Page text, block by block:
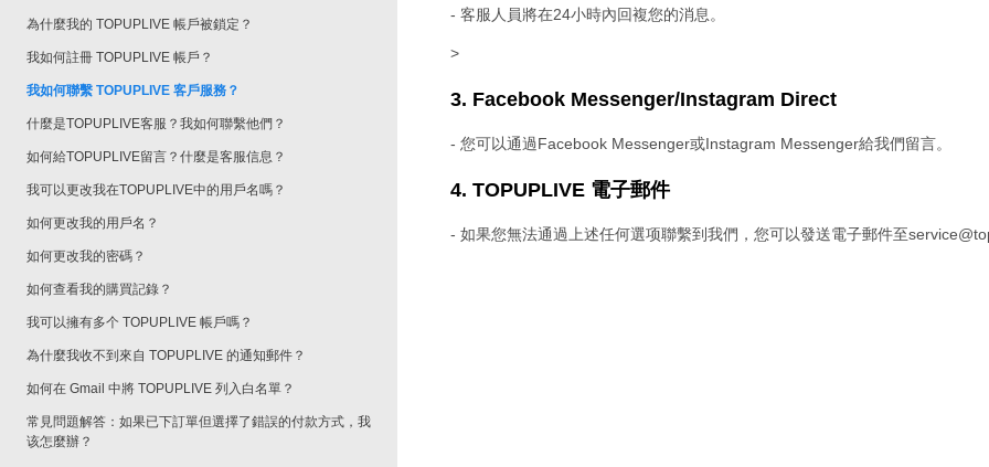
為什麼我的 TOPUPLIVE 帳戶被鎖定？
我如何註冊 TOPUPLIVE 帳戶？
我如何聯繫 TOPUPLIVE 客戶服務？
什麼是TOPUPLIVE客服？我如何聯繫他們？
如何給TOPUPLIVE留言？什麼是客服信息？
我可以更改我在TOPUPLIVE中的用戶名嗎？
如何更改我的用戶名？
如何更改我的密碼？
如何查看我的購買記錄？
我可以擁有多个 TOPUPLIVE 帳戶嗎？
為什麼我收不到來自 TOPUPLIVE 的通知郵件？
如何在 Gmail 中將 TOPUPLIVE 列入白名單？
常見問題解答：如果已下訂單但選擇了錯誤的付款方式，我
该怎麼辦？
- 客服人員將在24小時內回複您的消息。
>
3. Facebook Messenger/Instagram Direct
- 您可以通過Facebook Messenger或Instagram Messenger給我們留言。
4. TOPUPLIVE 電子郵件
- 如果您無法通過上述任何選项聯繫到我們，您可以發送電子郵件至